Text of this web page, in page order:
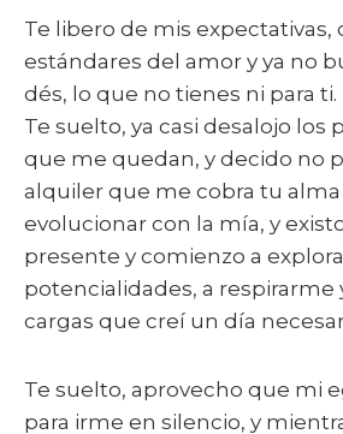
Te libero de mis expectativas,
estándares del amor y ya no
dés, lo que no tienes ni para ti.
Te suelto, ya casi desalojo los
que me quedan, y decido no
alquiler que me cobra tu alma
evolucionar con la mía, y
presente y comienzo a
potencialidades, a respirarme
cargas que creí un día
Te suelto, aprovecho que mi
para irme en silencio, y